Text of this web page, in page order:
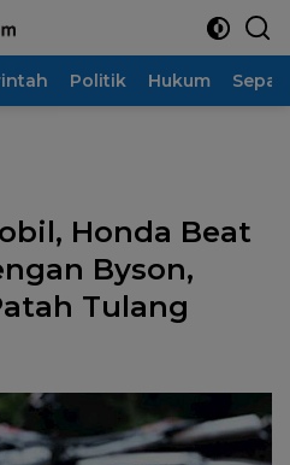
Politik Hukum
Honda Beat
Byson,
Tulang